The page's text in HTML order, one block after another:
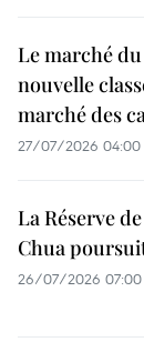
Le marché
nouvelle
marché des
27/07/2026 04:00
La Réserve
Chua
26/07/2026 07:00